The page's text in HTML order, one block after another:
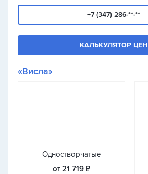
+7 (347) 286-**-**
КАЛЬКУЛЯТОР ЦЕН
«Висла»
Одностворчатые
от 21 719 ₽